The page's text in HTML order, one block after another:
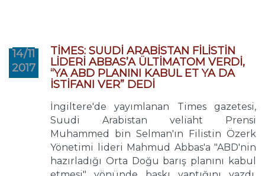
14/11
2017
TİMES: SUUDİ ARABİSTAN FİLİSTİN
LİDERİ ABBAS’A ÜLTİMATOM VERDİ,
“YA ABD PLANINI KABUL ET YA DA
İSTİFANI VER” DEDİ
İngiltere'de yayımlanan Times gazetesi,
Suudi Arabistan veliaht Prensi
Muhammed bin Selman'ın Filistin Özerk
Yönetimi lideri Mahmud Abbas'a "ABD'nin
hazırladığı Orta Doğu barış planını kabul